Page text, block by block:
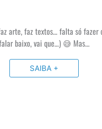
arte, faz textos… falta só fazer
baixo, vai que…) 😅 Mas…
SAIBA +